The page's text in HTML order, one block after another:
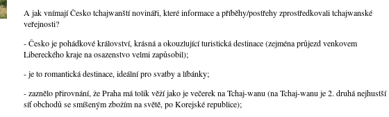
A jak vnímají Česko tchajwanští novináři, které informace a příběhy/postřehy zprostředkovali tchajwanské
veřejnosti?
- Česko je pohádkové království, krásná a okouzlující turistická destinace (zejména průjezd venkovem
Libereckého kraje na osazenstvo velmi zapůsobil);
- je to romantická destinace, ideální pro svatby a líbánky;
- zaznělo přirovnání, že Praha má tolik věží jako je večerek na Tchaj-wanu (na Tchaj-wanu je 2. druhá nejhustší
síť obchodů se smíšeným zbožím na světě, po Korejské republice);